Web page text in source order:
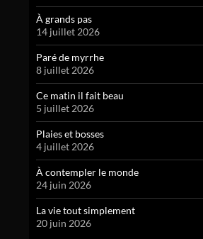
À grands pas
14 juillet 2026
Paré de myrrhe
8 juillet 2026
Ce matin il fait beau
5 juillet 2026
Plaies et bosses
4 juillet 2026
À contempler le monde
24 juin 2026
La vie tout simplement
20 juin 2026